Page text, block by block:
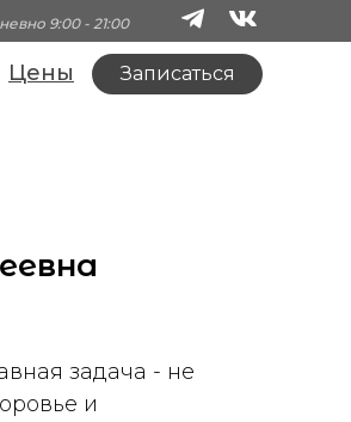
Цены Записаться
9:00 - 21:00
задача - не
и